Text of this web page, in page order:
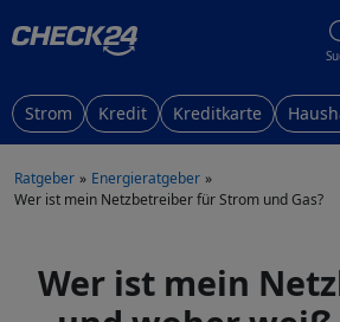
Strom Kredit Kreditkarte
Ratgeber
Energieratgeber
Wer ist mein Netzbetreiber für Strom und Gas?
Wer ist mein